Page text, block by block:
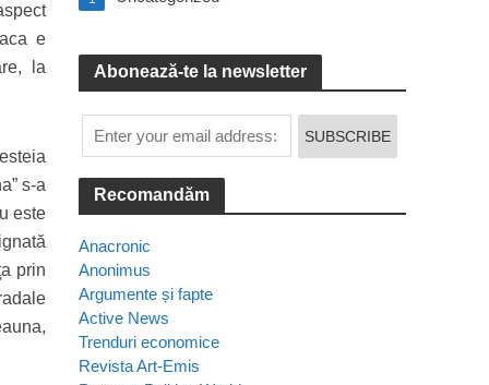
e
la
s-a
este
prin
Abonează-te la newsletter
Recomandăm
Anacronic
Anonimus
Argumente și fapte
Active News
Trenduri economice
Revista Art-Emis